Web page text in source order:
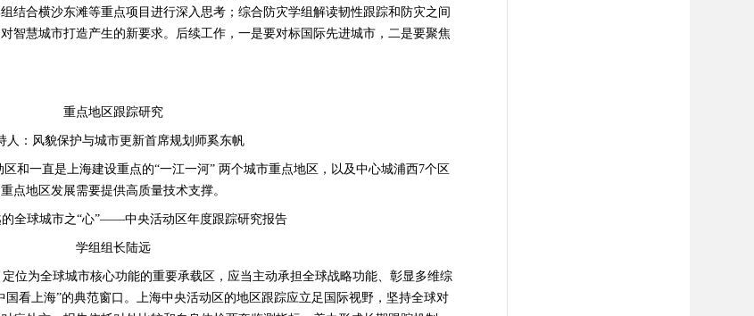
结合横沙东滩等重点项目进行深入思考；综合防灾学组解读韧性跟踪和防灾之间
智慧城市打造产生的新要求。后续工作，一是要对标国际先进城市，二是要聚焦
重点地区跟踪研究
人：风貌保护与城市更新首席规划师奚东帆
和一直是上海建设重点的“一江一河” 两个城市重点地区，以及中心城浦西7个区
点地区发展需要提供高质量技术支撑。
全球城市之“心”——中央活动区年度跟踪研究报告
学组组长陆远
位为全球城市核心功能的重要承载区，应当主动承担全球战略功能、彰显多维综
看上海”的典范窗口。上海中央活动区的地区跟踪应立足国际视野，坚持全球对